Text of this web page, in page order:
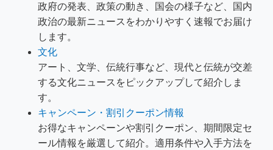
政府の発表、政策の動き、国会の様子など、国内
政治の最新ニュースをわかりやすく速報でお届け
します。
文化
アート、文学、伝統行事など、現代と伝統が交差
する文化ニュースをピックアップして紹介しま
す。
キャンペーン・割引クーポン情報
お得なキャンペーンや割引クーポン、期間限定セ
ール情報を厳選して紹介。適用条件や入手方法を